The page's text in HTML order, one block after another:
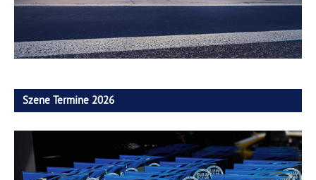
Szene Termine 2026